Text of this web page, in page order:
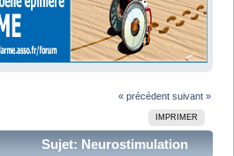
« précédent suivant »
IMPRIMER
Sujet: Neurostimulation